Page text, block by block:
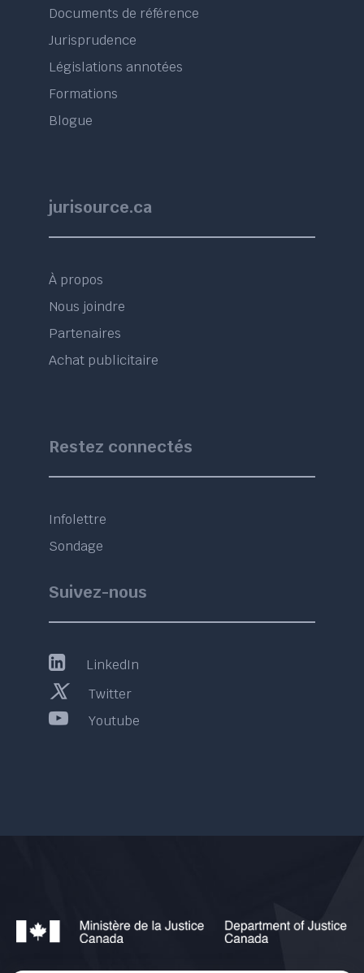
Documents de référence
Jurisprudence
Législations annotées
Formations
Blogue
jurisource.ca
À propos
Nous joindre
Partenaires
Achat publicitaire
Restez connectés
Infolettre
Sondage
Suivez-nous
LinkedIn
Twitter
Youtube